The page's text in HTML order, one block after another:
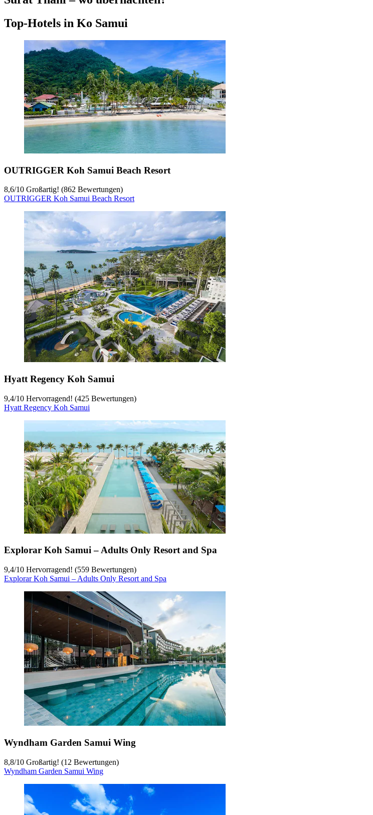
Top-Hotels in Ko Samui
OUTRIGGER Koh Samui Beach Resort
8,6/10 Großartig! (862 Bewertungen)
OUTRIGGER Koh Samui Beach Resort
Hyatt Regency Koh Samui
9,4/10 Hervorragend! (425 Bewertungen)
Hyatt Regency Koh Samui
Explorar Koh Samui – Adults Only Resort and Spa
9,4/10 Hervorragend! (559 Bewertungen)
Explorar Koh Samui – Adults Only Resort and Spa
Wyndham Garden Samui Wing
8,8/10 Großartig! (12 Bewertungen)
Wyndham Garden Samui Wing